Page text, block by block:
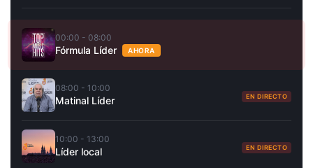
00:00 - 08:00
Fórmula Líder AHORA
08:00 - 10:00
Matinal Líder EN DIRECTO
10:00 - 13:00
Líder local EN DIRECTO